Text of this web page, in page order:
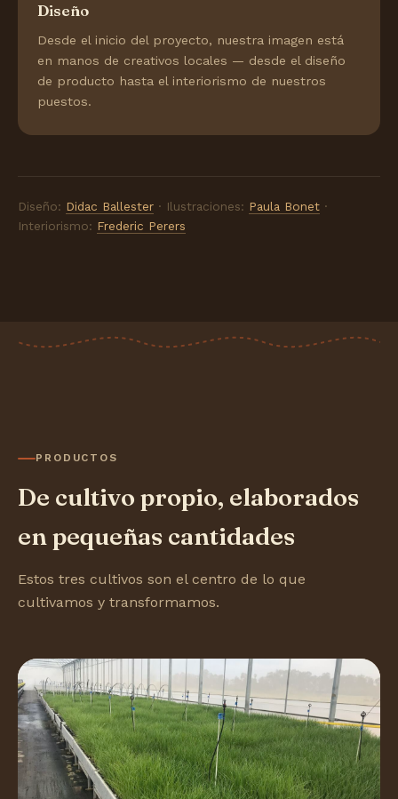
Diseño
Desde el inicio del proyecto, nuestra imagen está
en manos de creativos locales — desde el diseño
de producto hasta el interiorismo de nuestros
puestos.
Diseño: Didac Ballester · Ilustraciones: Paula Bonet ·
Interiorismo: Frederic Perers
PRODUCTOS
De cultivo propio, elaborados
en pequeñas cantidades
Estos tres cultivos son el centro de lo que
cultivamos y transformamos.